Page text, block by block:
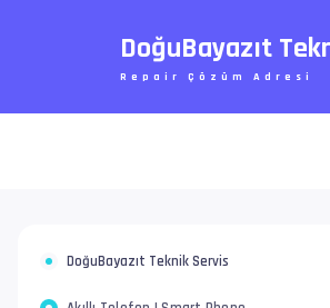
DoğuBayazıt
Repair Çözüm Adresi
DoğuBayazıt Teknik Servis